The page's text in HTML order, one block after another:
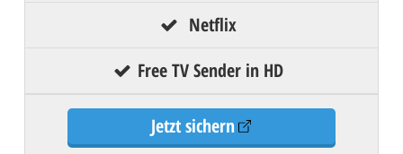
Netflix
Free TV Sender in HD
Jetzt sichern